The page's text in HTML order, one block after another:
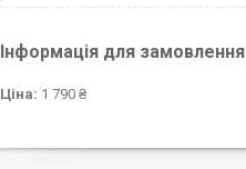
Інформація для замовлення
Ціна: 1 790 ₴